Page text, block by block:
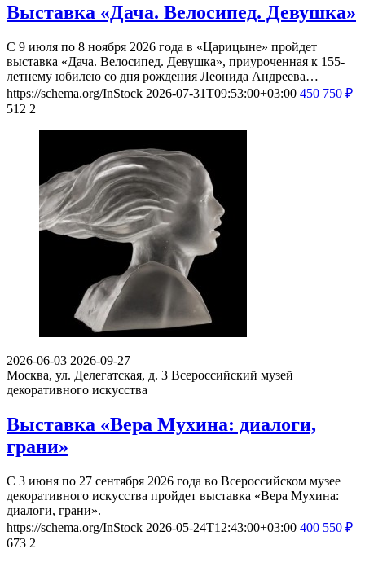
Выставка «Дача. Велосипед. Девушка»
С 9 июля по 8 ноября 2026 года в «Царицыне» пройдет
выставка «Дача. Велосипед. Девушка», приуроченная к 155-
летнему юбилею со дня рождения Леонида Андреева…
https://schema.org/InStock 2026-07-31T09:53:00+03:00 450 750 ₽
512 2
2026-06-03 2026-09-27
Москва, ул. Делегатская, д. 3 Всероссийский музей
декоративного искусства
Выставка «Вера Мухина: диалоги,
грани»
С 3 июня по 27 сентября 2026 года во Всероссийском музее
декоративного искусства пройдет выставка «Вера Мухина:
диалоги, грани».
https://schema.org/InStock 2026-05-24T12:43:00+03:00 400 550 ₽
673 2